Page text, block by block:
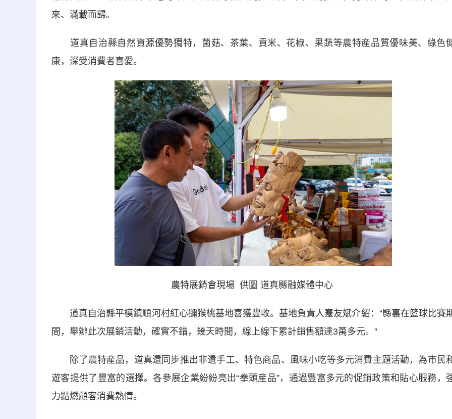
來、滿載而歸。
道真自治縣自然資源優勢獨特，菌菇、茶葉、貢米、花椒、果蔬等農特産品質優味美、綠色
康，深受消費者喜愛。
農特展銷會現場 供圖 道真縣融媒體中心
道真自治縣平模鎮順河村紅心獼猴桃基地喜獲豐收。基地負責人蹇友斌介紹：“縣裏在籃球比賽
間，舉辦此次展銷活動，確實不錯，幾天時間，線上線下累計銷售額達3萬多元。”
除了農特産品，道真還同步推出非遺手工、特色商品、風味小吃等多元消費主題活動，為市民
遊客提供了豐富的選擇。各參展企業紛紛亮出“拳頭産品”，通過豐富多元的促銷政策和貼心服務，
力點燃顧客消費熱情。